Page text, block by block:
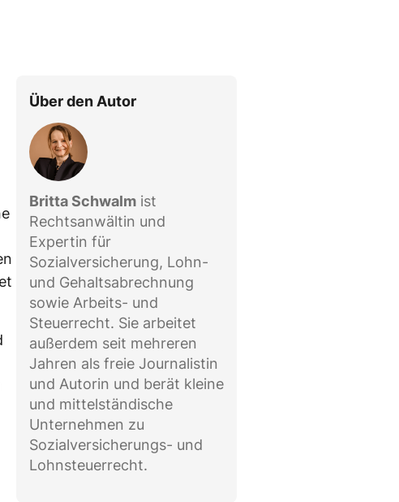
Über den Autor
Britta Schwalm ist
Rechtsanwältin und
Expertin für
Sozialversicherung, Lohn-
und Gehaltsabrechnung
sowie Arbeits- und
Steuerrecht. Sie arbeitet
außerdem seit mehreren
Jahren als freie Journalistin
und Autorin und berät kleine
und mittelständische
Unternehmen zu
Sozialversicherungs- und
Lohnsteuerrecht.